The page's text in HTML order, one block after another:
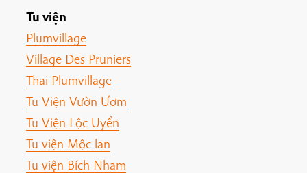
Tu viện
Plumvillage
Village Des Pruniers
Thai Plumvillage
Tu Viện Vườn Ươm
Tu Viện Lộc Uyển
Tu viện Mộc lan
Tu viện Bích Nham